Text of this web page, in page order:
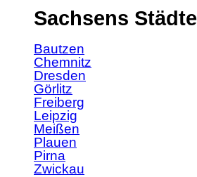
Sachsens Städte
Bautzen
Chemnitz
Dresden
Görlitz
Freiberg
Leipzig
Meißen
Plauen
Pirna
Zwickau